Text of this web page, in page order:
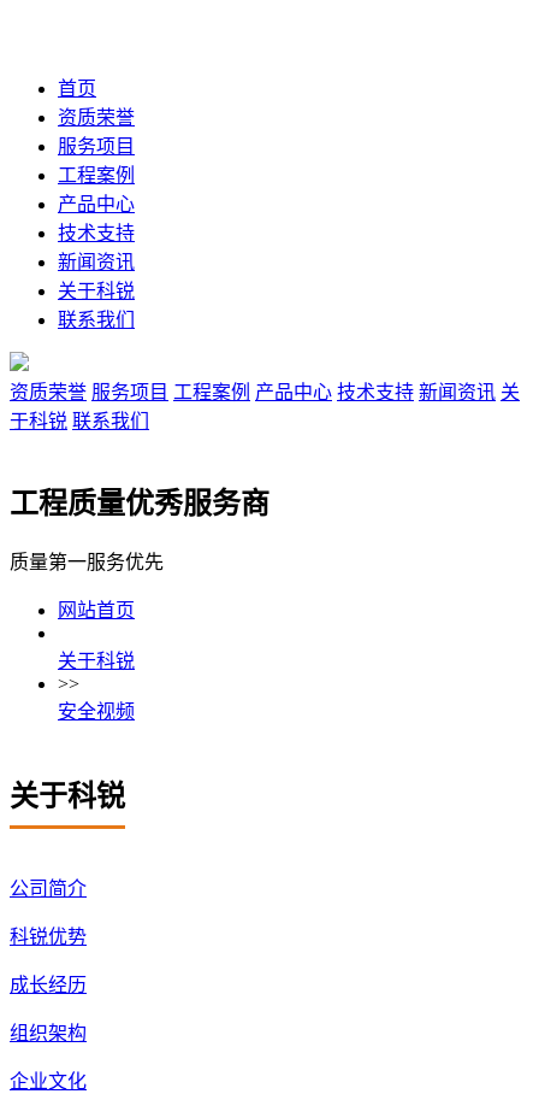
首页
资质荣誉
服务项目
工程案例
产品中心
技术支持
新闻资讯
关于科锐
联系我们
资质荣誉 服务项目 工程案例 产品中心 技术支持 新闻资讯 关
于科锐 联系我们
工程质量优秀服务商
质量第一服务优先
网站首页
关于科锐
>>
安全视频
关于科锐
公司简介
科锐优势
成长经历
组织架构
企业文化